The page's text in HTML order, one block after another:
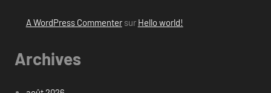
A WordPress Commentersur Hello world!
Archives